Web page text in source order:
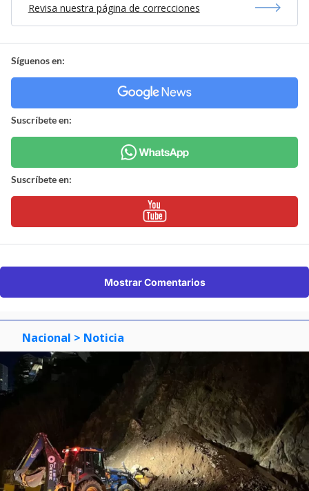
Revisa nuestra página de correcciones
Síguenos en:
Suscríbete en:
Suscríbete en:
Mostrar Comentarios
Nacional > Noticia